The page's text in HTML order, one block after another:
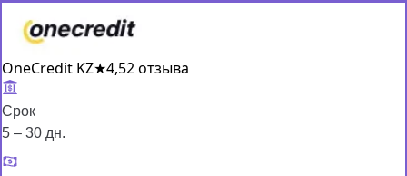
OneCredit KZ★4,52 отзыва
Срок
5 – 30 дн.